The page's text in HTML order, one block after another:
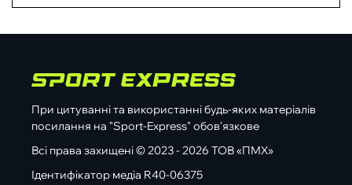
При цитуванні та використанні будь-яких матеріалів
посилання на "Sport-Express" обов'язкове
Всі права захищені © 2023 - 2026 ТОВ «ПМХ»
Ідентифікатор медіа R40-06375